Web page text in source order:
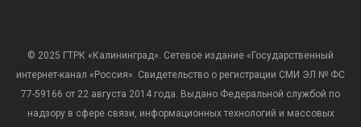
© 2025 ГТРК «Калининград». Сетевое издание «Государственный
интернет-канал «Россия». Свидетельство о регистрации СМИ ЭЛ № ФС
77-59166 от 22 августа 2014 года. Выдано Федеральной службой по
надзору в сфере связи, информационных технологий и массовых